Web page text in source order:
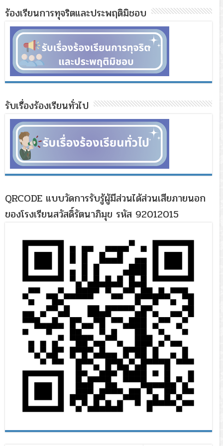
ร้องเรียนการทุจริตและประพฤติมิชอบ
รับเรื่องร้องเรียนทั่วไป
QRCODE แบบวัดการรับรู้ผู้มีส่วนได้ส่วนเสียภายนอก
ของโรงเรียนสวัสดิ์รัตนาภิมุข รหัส 92012015